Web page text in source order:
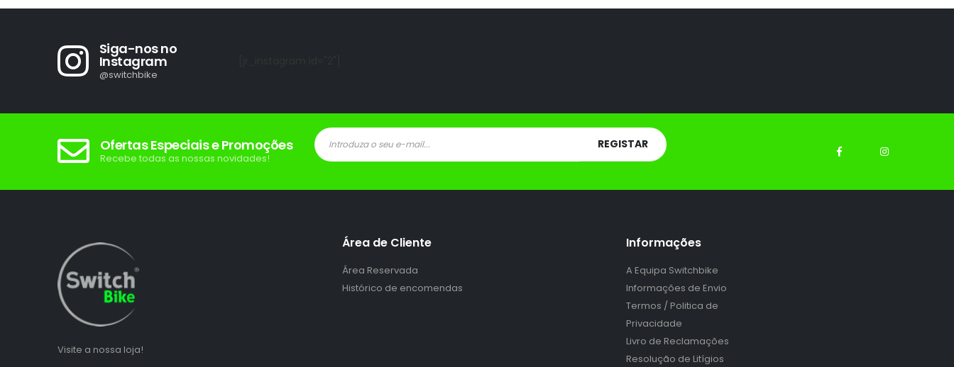
Siga-nos no
Instagram
@switchbike
Ofertas Especiais e Promoções
Recebe todas as nossas novidades!
Visite a nossa loja!
Área de Cliente
Área Reservada
Histórico de encomendas
Informações
A Equipa Switchbike
Informações de Envio
Termos / Politica de
Privacidade
Livro de Reclamações
Resolução de Litígios